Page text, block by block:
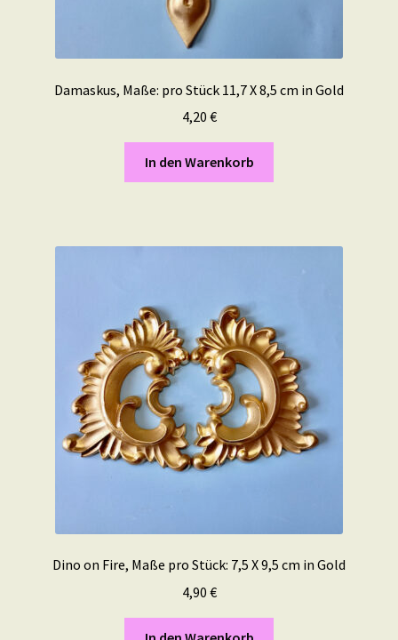
Damaskus, Maße: pro Stück 11,7 X 8,5 cm in Gold
4,20 €
In den Warenkorb
Dino on Fire, Maße pro Stück: 7,5 X 9,5 cm in Gold
4,90 €